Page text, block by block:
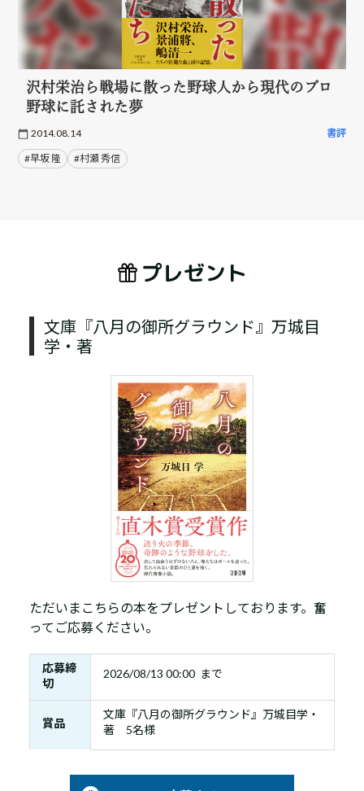
沢村栄治ら戦場に散った野球人から現代のプロ
野球に託された夢
2014.08.14 書評
#早坂 隆 #村瀬 秀信
プレゼント
文庫『八月の御所グラウンド』万城目
学・著
ただいまこちらの本をプレゼントしております。奮
ってご応募ください。
応募締
切
2026/08/13 00:00 まで
賞品
文庫『八月の御所グラウンド』万城目学・
著 5名様